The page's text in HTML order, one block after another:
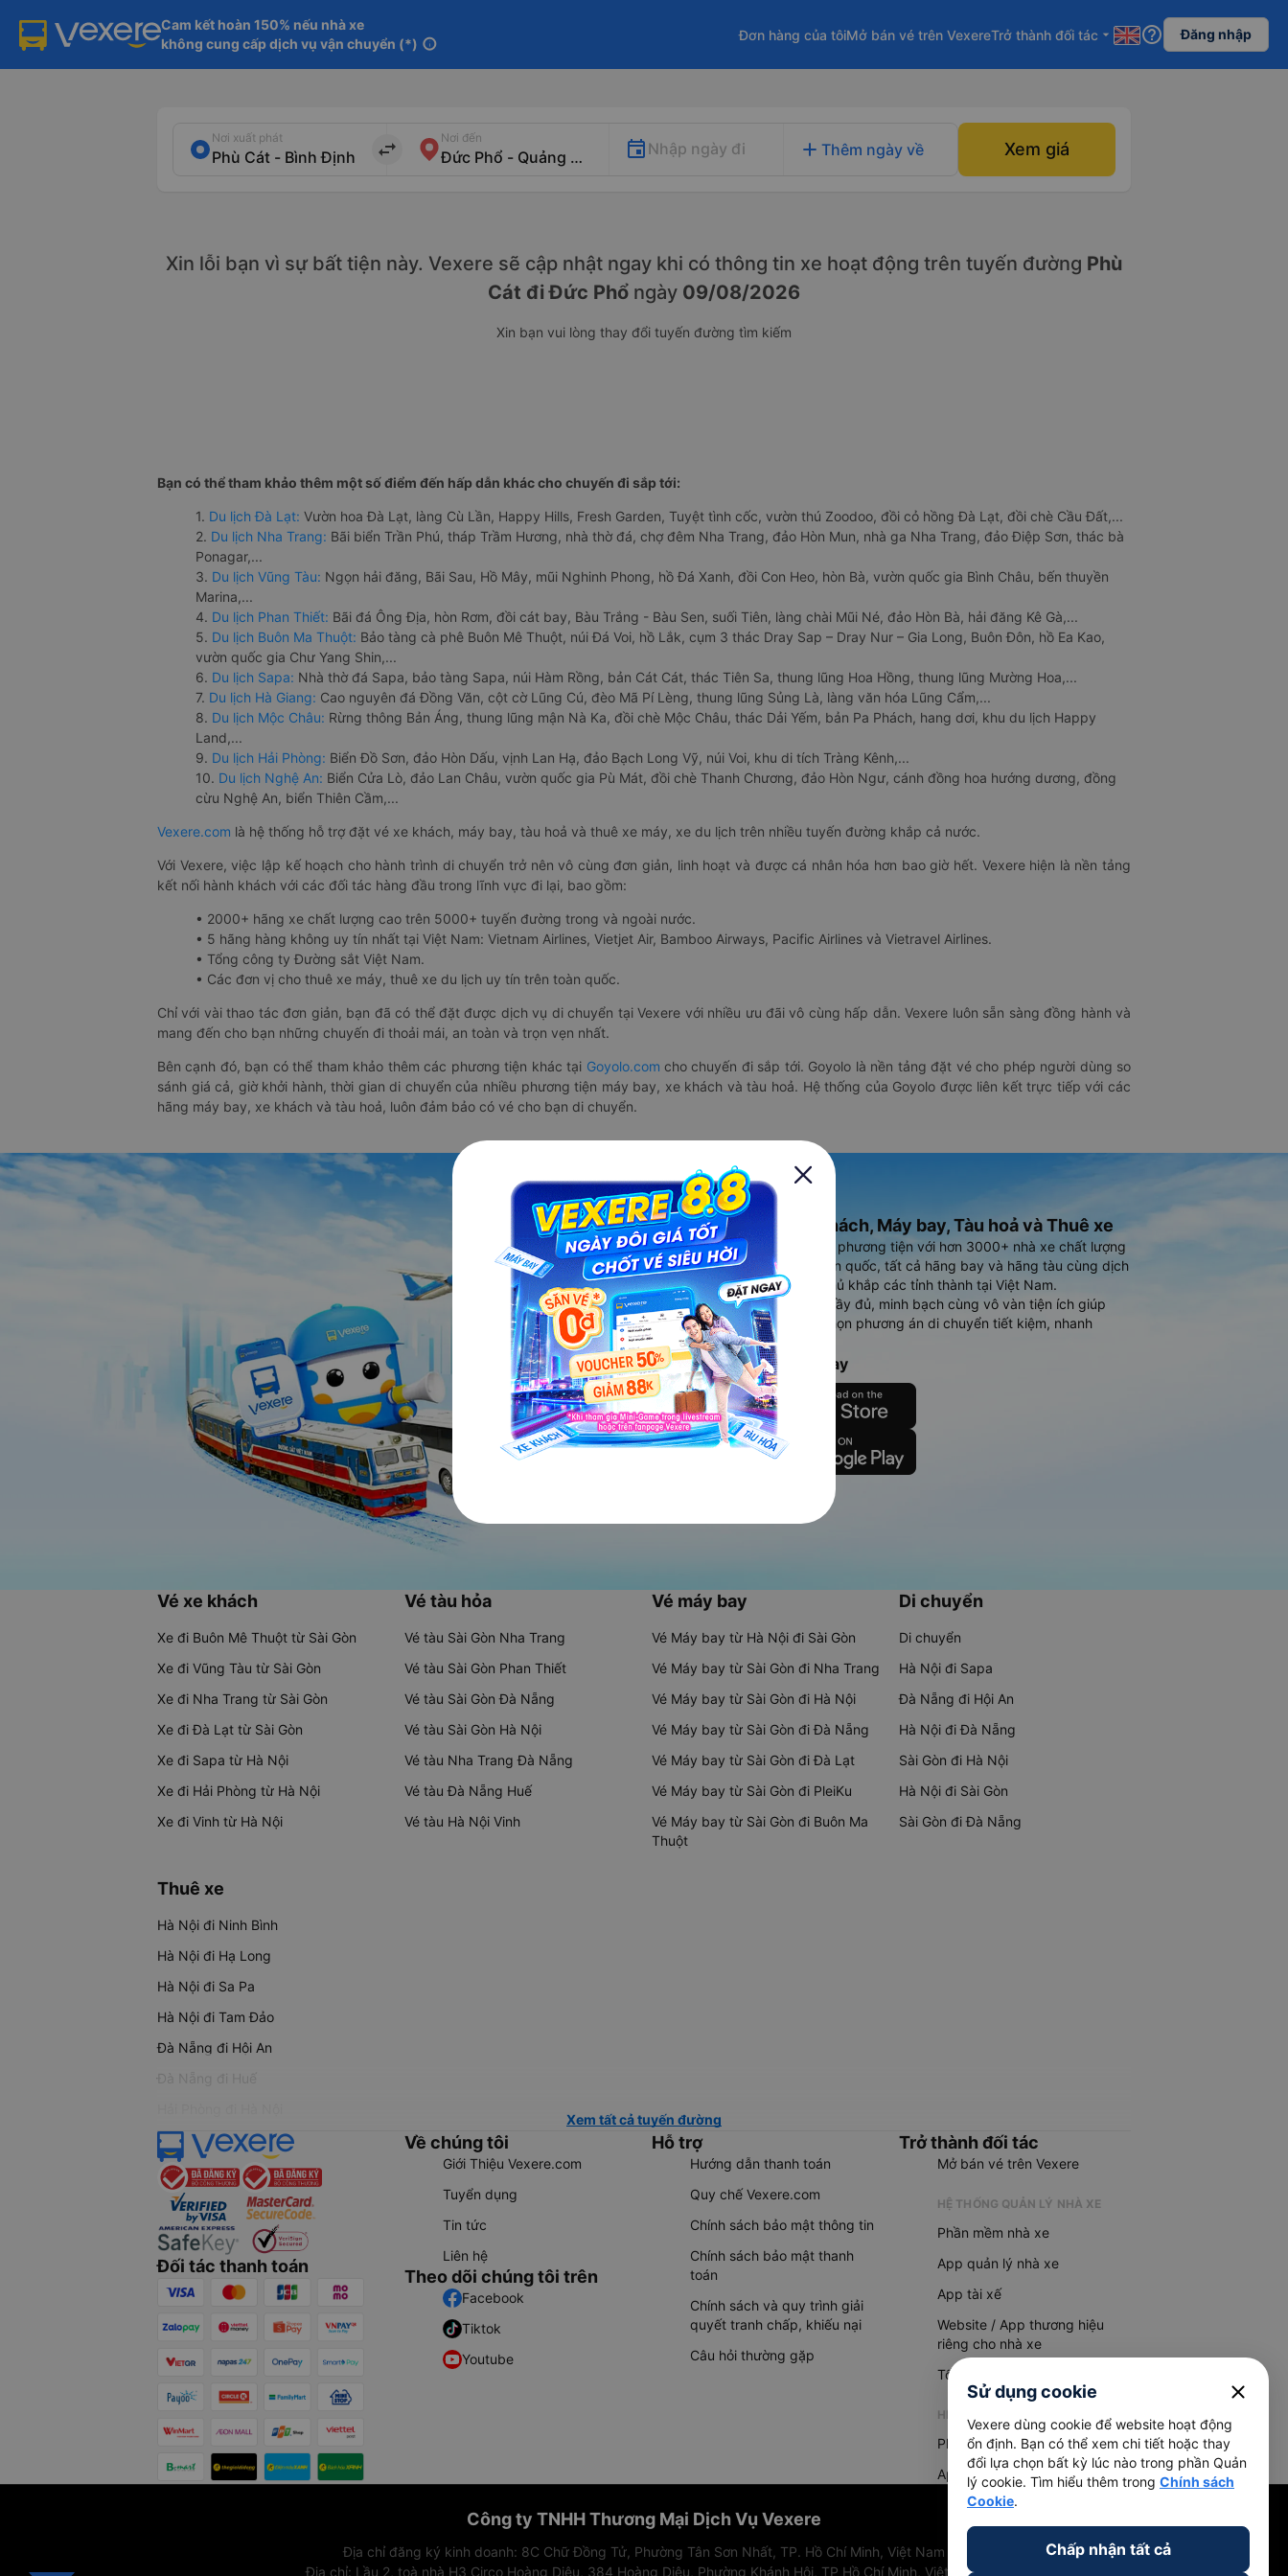
Cam kết hoàn 150% nếu nhà xe
không cung cấp dịch vụ vận chuyển (*) info
Đơn hàng của tôiMở bán vé trên VexereTrở thành đối tác arrow_drop_down help_outline Đăng nhập
Nơi xuất phát
import_export
Nơi đến
Nhập ngày đi add Thêm ngày về Xem giá
Xin lỗi bạn vì sự bất tiện này. Vexere sẽ cập nhật ngay khi có thông tin xe hoạt động trên tuyến đường Phù
Cát đi Đức Phổ ngày 09/08/2026
Xin bạn vui lòng thay đổi tuyến đường tìm kiếm
Bạn có thể tham khảo thêm một số điểm đến hấp dẫn khác cho chuyến đi sắp tới:
1. Du lịch Đà Lạt: Vườn hoa Đà Lạt, làng Cù Lần, Happy Hills, Fresh Garden, Tuyệt tình cốc, vườn thú Zoodoo, đồi cỏ hồng Đà Lạt, đồi chè Cầu Đất,...
2. Du lịch Nha Trang: Bãi biển Trần Phú, tháp Trầm Hương, nhà thờ đá, chợ đêm Nha Trang, đảo Hòn Mun, nhà ga Nha Trang, đảo Điệp Sơn, thác bà
Ponagar,...
3. Du lịch Vũng Tàu: Ngọn hải đăng, Bãi Sau, Hồ Mây, mũi Nghinh Phong, hồ Đá Xanh, đồi Con Heo, hòn Bà, vườn quốc gia Bình Châu, bến thuyền
Marina,...
4. Du lịch Phan Thiết: Bãi đá Ông Địa, hòn Rơm, đồi cát bay, Bàu Trắng - Bàu Sen, suối Tiên, làng chài Mũi Né, đảo Hòn Bà, hải đăng Kê Gà,...
5. Du lịch Buôn Ma Thuột: Bảo tàng cà phê Buôn Mê Thuột, núi Đá Voi, hồ Lắk, cụm 3 thác Dray Sap – Dray Nur – Gia Long, Buôn Đôn, hồ Ea Kao,
vườn quốc gia Chư Yang Shin,...
6. Du lịch Sapa: Nhà thờ đá Sapa, bảo tàng Sapa, núi Hàm Rồng, bản Cát Cát, thác Tiên Sa, thung lũng Hoa Hồng, thung lũng Mường Hoa,...
7. Du lịch Hà Giang: Cao nguyên đá Đồng Văn, cột cờ Lũng Cú, đèo Mã Pí Lèng, thung lũng Sủng Là, làng văn hóa Lũng Cẩm,...
8. Du lịch Mộc Châu: Rừng thông Bản Áng, thung lũng mận Nà Ka, đồi chè Mộc Châu, thác Dải Yếm, bản Pa Phách, hang dơi, khu du lịch Happy
Land,...
9. Du lịch Hải Phòng: Biển Đồ Sơn, đảo Hòn Dấu, vịnh Lan Hạ, đảo Bạch Long Vỹ, núi Voi, khu di tích Tràng Kênh,...
10. Du lịch Nghệ An: Biển Cửa Lò, đảo Lan Châu, vườn quốc gia Pù Mát, đồi chè Thanh Chương, đảo Hòn Ngư, cánh đồng hoa hướng dương, đồng
cừu Nghệ An, biển Thiên Cầm,...
Vexere.com là hệ thống hỗ trợ đặt vé xe khách, máy bay, tàu hoả và thuê xe máy, xe du lịch trên nhiều tuyến đường khắp cả nước.
Với Vexere, việc lập kế hoạch cho hành trình di chuyển trở nên vô cùng đơn giản, linh hoạt và được cá nhân hóa hơn bao giờ hết. Vexere hiện là nền tảng
kết nối hành khách với các đối tác hàng đầu trong lĩnh vực đi lại, bao gồm:
• 2000+ hãng xe chất lượng cao trên 5000+ tuyến đường trong và ngoài nước.
• 5 hãng hàng không uy tín nhất tại Việt Nam: Vietnam Airlines, Vietjet Air, Bamboo Airways, Pacific Airlines và Vietravel Airlines.
• Tổng công ty Đường sắt Việt Nam.
• Các đơn vị cho thuê xe máy, thuê xe du lịch uy tín trên toàn quốc.
Chỉ với vài thao tác đơn giản, bạn đã có thể đặt được dịch vụ di chuyển tại Vexere với nhiều ưu đãi vô cùng hấp dẫn. Vexere luôn sẵn sàng đồng hành và
mang đến cho bạn những chuyến đi thoải mái, an toàn và trọn vẹn nhất.
Bên cạnh đó, bạn có thể tham khảo thêm các phương tiện khác tại Goyolo.com cho chuyến đi sắp tới. Goyolo là nền tảng đặt vé cho phép người dùng so
sánh giá cả, giờ khởi hành, thời gian di chuyển của nhiều phương tiện máy bay, xe khách và tàu hoả. Hệ thống của Goyolo được liên kết trực tiếp với các
hãng máy bay, xe khách và tàu hoả, luôn đảm bảo có vé cho bạn di chuyển.
Ứng dụng đặt vé Xe khách, Máy bay, Tàu hoả và Thuê xe
Vexere - ứng dụng đặt vé đa phương tiện với hơn 3000+ nhà xe chất lượng
cao, 5000+ tuyến đường toàn quốc, tất cả hãng bay và hãng tàu cùng dịch
vụ thuê xe máy, xe du lịch phủ khắp các tỉnh thành tại Việt Nam.
Ứng dụng hiển thị thông tin đầy đủ, minh bạch cùng vô vàn tiện ích giúp
người dùng so sánh và lựa chọn phương án di chuyển tiết kiệm, nhanh
chóng và phù hợp nhất.
Tải ứng dụng Vexere ngay
Vé xe khách
Xe đi Buôn Mê Thuột từ Sài Gòn
Xe đi Vũng Tàu từ Sài Gòn
Xe đi Nha Trang từ Sài Gòn
Xe đi Đà Lạt từ Sài Gòn
Xe đi Sapa từ Hà Nội
Xe đi Hải Phòng từ Hà Nội
Xe đi Vinh từ Hà Nội
Vé tàu hỏa
Vé tàu Sài Gòn Nha Trang
Vé tàu Sài Gòn Phan Thiết
Vé tàu Sài Gòn Đà Nẵng
Vé tàu Sài Gòn Hà Nội
Vé tàu Nha Trang Đà Nẵng
Vé tàu Đà Nẵng Huế
Vé tàu Hà Nội Vinh
Vé máy bay
Vé Máy bay từ Hà Nội đi Sài Gòn
Vé Máy bay từ Sài Gòn đi Nha Trang
Vé Máy bay từ Sài Gòn đi Hà Nội
Vé Máy bay từ Sài Gòn đi Đà Nẵng
Vé Máy bay từ Sài Gòn đi Đà Lạt
Vé Máy bay từ Sài Gòn đi PleiKu
Vé Máy bay từ Sài Gòn đi Buôn Ma
Thuột
Di chuyển
Di chuyển
Hà Nội đi Sapa
Đà Nẵng đi Hội An
Hà Nội đi Đà Nẵng
Sài Gòn đi Hà Nội
Hà Nội đi Sài Gòn
Sài Gòn đi Đà Nẵng
Thuê xe
Hà Nội đi Ninh Bình
Hà Nội đi Hạ Long
Hà Nội đi Sa Pa
Hà Nội đi Tam Đảo
Đà Nẵng đi Hội An
Đà Nẵng đi Huế
Xem tất cả tuyến đường
Đối tác thanh toán
Về chúng tôi
Giới Thiệu Vexere.com
Tuyển dụng
Tin tức
Liên hệ
Theo dõi chúng tôi trên
Facebook
Tiktok
Youtube
Hỗ trợ
Hướng dẫn thanh toán
Quy chế Vexere.com
Chính sách bảo mật thông tin
Chính sách bảo mật thanh
toán
Chính sách và quy trình giải
quyết tranh chấp, khiếu nại
Câu hỏi thường gặp
Trở thành đối tác
Mở bán vé trên Vexere
HỆ THỐNG QUẢN LÝ NHÀ XE
Phần mềm nhà xe
App quản lý nhà xe
App tài xế
Website / App thương hiệu
riêng cho nhà xe
Tổng đài AI
HỆ THỐNG QUẢN LÝ HÀNG HOÁ
Phần mềm quản lý hàng hoá
App quản lý hàng hoá
Công ty TNHH Thương Mại Dịch Vụ Vexere
Địa chỉ đăng ký kinh doanh: 8C Chữ Đồng Tử, Phường Tân Sơn Nhất, TP. Hồ Chí Minh, Việt Nam
Địa chỉ: Lầu 2, toà nhà H3 Circo Hoàng Diệu, 384 Hoàng Diệu, Phường Khánh Hội, TP Hồ Chí Minh, Việt Nam
Sử dụng cookie close
Vexere dùng cookie để website hoạt động
ổn định. Bạn có thể xem chi tiết hoặc thay
đổi lựa chọn bất kỳ lúc nào trong phần Quản
lý cookie. Tìm hiểu thêm trong Chính sách
Cookie.
Chấp nhận tất cả